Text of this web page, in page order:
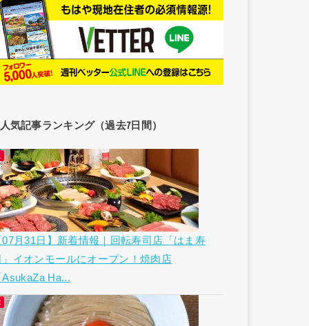
人気記事ランキング（過去7日間）
07月31日】新着情報｜回転寿司店「はま寿
」イオンモールにオープン！焼肉店
AsukaZa Ha...